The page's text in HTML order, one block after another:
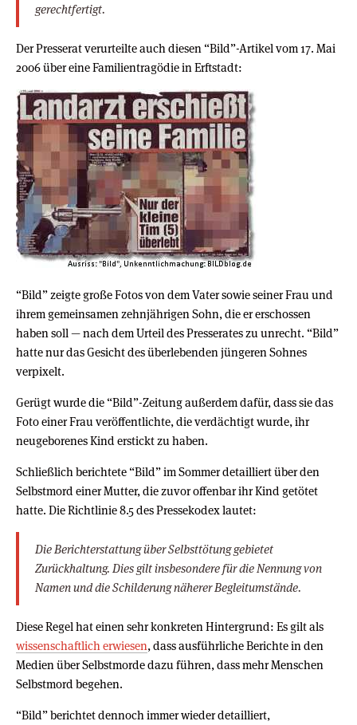
gerechtfertigt.
Der Presserat verurteilte auch diesen “Bild”-Artikel vom 17. Mai
2006 über eine Familientragödie in Erftstadt:
“Bild” zeigte große Fotos von dem Vater sowie seiner Frau und
ihrem gemeinsamen zehnjährigen Sohn, die er erschossen
haben soll — nach dem Urteil des Presserates zu unrecht. “Bild”
hatte nur das Gesicht des überlebenden jüngeren Sohnes
verpixelt.
Gerügt wurde die “Bild”-Zeitung außerdem dafür, dass sie das
Foto einer Frau veröffentlichte, die verdächtigt wurde, ihr
neugeborenes Kind erstickt zu haben.
Schließlich berichtete “Bild” im Sommer detailliert über den
Selbstmord einer Mutter, die zuvor offenbar ihr Kind getötet
hatte. Die Richtlinie 8.5 des Pressekodex lautet:
Die Berichterstattung über Selbsttötung gebietet
Zurückhaltung. Dies gilt insbesondere für die Nennung von
Namen und die Schilderung näherer Begleitumstände.
Diese Regel hat einen sehr konkreten Hintergrund: Es gilt als
wissenschaftlich erwiesen, dass ausführliche Berichte in den
Medien über Selbstmorde dazu führen, dass mehr Menschen
Selbstmord begehen.
“Bild” berichtet dennoch immer wieder detailliert,